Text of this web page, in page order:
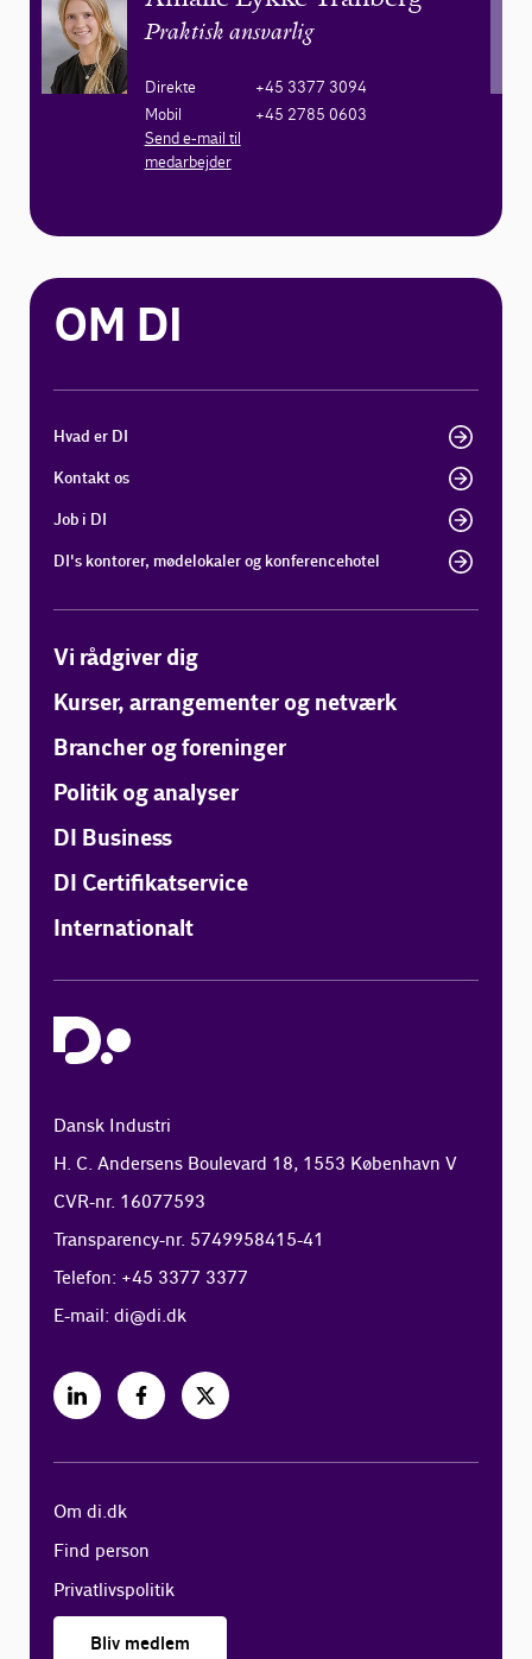
Praktisk ansvarlig
Direkte
+45 3377 3094
Mobil
+45 2785 0603
Send e-mail til
medarbejder
OM DI
Hvad er DI
Kontakt os
Job i DI
DI's kontorer, mødelokaler og konferencehotel
Vi rådgiver dig
Kurser, arrangementer og netværk
Brancher og foreninger
Politik og analyser
DI Business
DI Certifikatservice
Internationalt
Dansk Industri
H. C. Andersens Boulevard 18, 1553 København V
CVR-nr. 16077593
Transparency-nr. 5749958415-41
Telefon: +45 3377 3377
E-mail:di@di.dk
Om di.dk
Find person
Privatlivspolitik
Bliv medlem